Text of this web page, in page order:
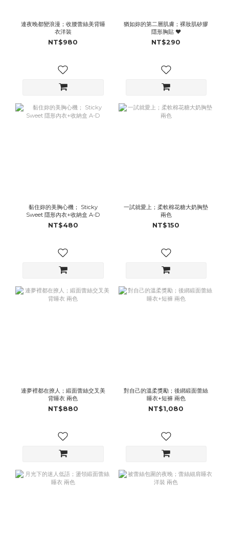
連夜晚都變浪漫；收腰蕾絲美背睡
衣洋裝
NT$980
猶如妳的第二層肌膚；裸妝肌矽膠
隱形胸貼 ♥
NT$290
黏住妳的美胸心機； Sticky
Sweet 隱形內衣+收納盒 A-D
NT$480
一試就愛上；柔軟棉花糖大奶胸墊
兩色
NT$150
連夢裡都在撩人；緞面蕾絲交叉美
背睡衣 兩色
NT$880
對自己的溫柔獎勵；後綁緞面蕾絲
睡衣+短褲 兩色
NT$1,080